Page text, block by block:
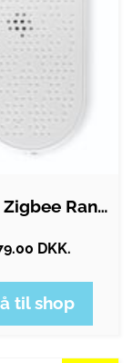
Frient Zigbee Range Extender, EU Stik
DKK.
til shop